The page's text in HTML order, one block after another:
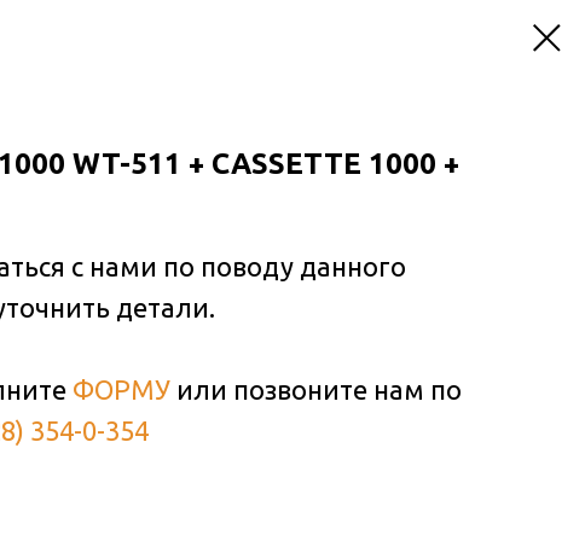
WT-511 + CASSETTE 1000 +
с нами по поводу данного
детали.
ФОРМУ или позвоните нам по
354-0-354